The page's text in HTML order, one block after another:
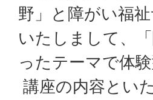
野」と障がい福
いたしまして、
ったテーマで体
講座の内容とい